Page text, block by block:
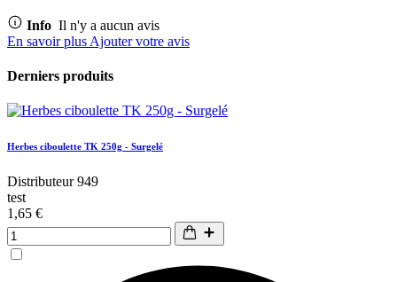
Info Il n'y a aucun avis
En savoir plus Ajouter votre avis
Derniers produits
Herbes ciboulette TK 250g - Surgelé
Distributeur 949
test
1,65 €